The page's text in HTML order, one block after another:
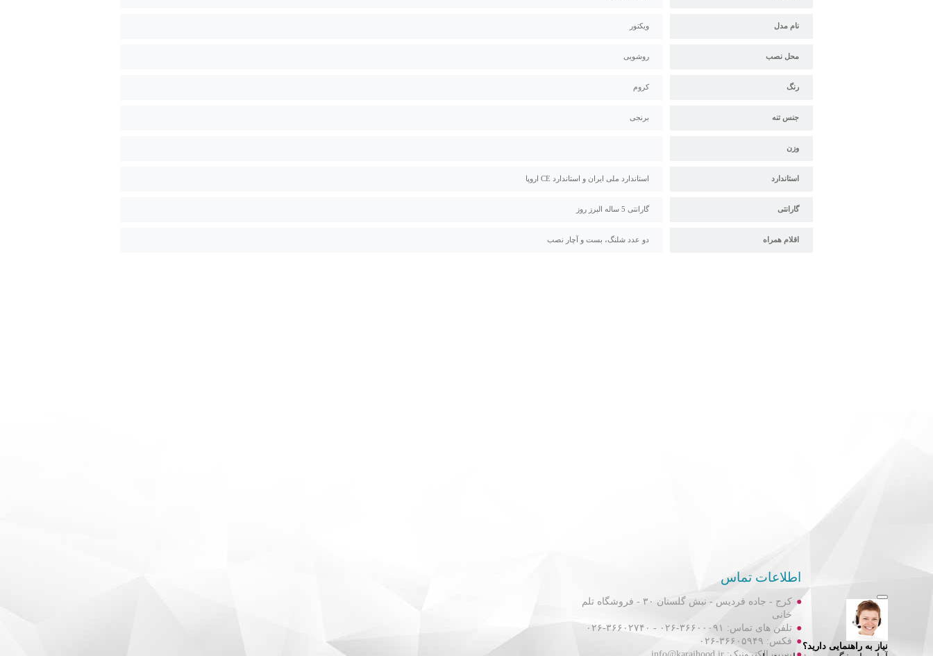
نام مدل ویکتور
محل نصب روشویی
رنگ کروم
جنس تنه برنجی
وزن
استاندارد استاندارد ملی ایران و استاندارد CE اروپا
گارانتی گارانتی 5 ساله البرز روز
اقلام همراه دو عدد شلنگ، بست و آچار نصب
اطلاعات تماس
کرج - جاده فردیس - نبش گلستان ۳۰ - فروشگاه تلم
خانی
تلفن های تماس: ۳۶۶۰۰۰۹۱-۰۲۶ - ۳۶۶۰۲۷۴۰-۰۲۶
فکس: ۳۶۶۰۵۹۴۹-۰۲۶